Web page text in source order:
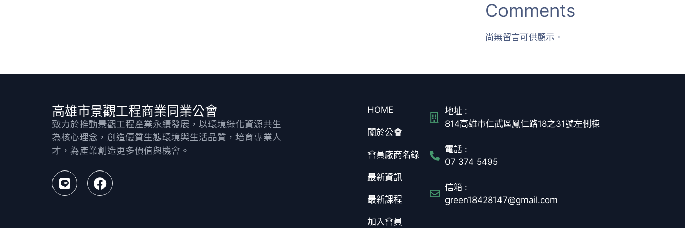
Comments
尚無留言可供顯示。
高雄市景觀工程商業同業公會
致力於推動景觀工程產業永續發展，以環境綠化資源共生
為核心理念，創造優質生態環境與生活品質，培育專業人
才，為產業創造更多價值與機會。
HOME
關於公會
會員廠商名錄
最新資訊
最新課程
加入會員
地址 :
814高雄市仁武區鳳仁路18之31號左側棟
電話 :
07 374 5495
信箱 :
green18428147@gmail.com